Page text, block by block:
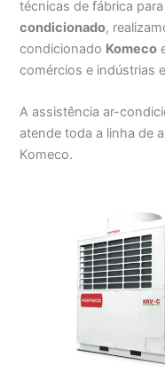
técnicas de fábrica
condicionado,
condicionado Komeco
comércios e indústrias
A assistência ar-
atende toda a linha de
Komeco.